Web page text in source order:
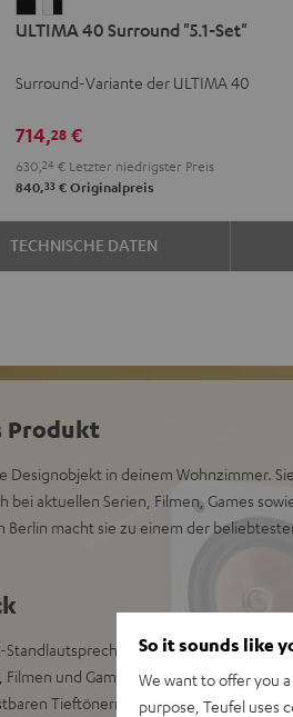
40
"5.1-
Schwarz
40
"5.1-
Weiß
/
Schwarz
ULTIMA 40 Surround "5.1-Set"
Surround-Variante der ULTIMA 40
714,28€
630, 24€Letzter niedrigster Preis
840,33 €Originalpreis
TECHNISCHE DATEN
Produkt
Designobjekt in deinem Wohnzimmer.
aktuellen Serien, Filmen, Games
Berlin macht sie zu einem der
Paars für
und Games in Räumen bis 35 m²
Tieftönern für hohe,
So it sounds like
We want to offer you
purpose, Teufel uses